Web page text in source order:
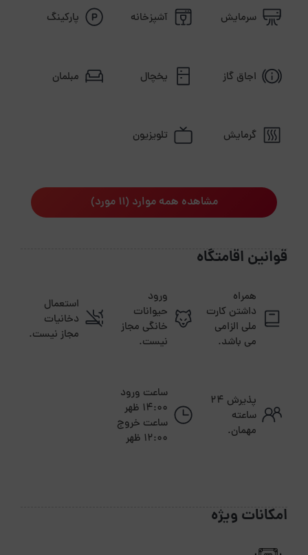
می توانید به راحتی فلکه دوم صادقیه دسترسی داشته
باشید که یکی از تقاطع های مهم مردم جهت تردد است. دو
امکانات شاخص این واحد اقامتی است. درضمن هزینه
پارکینگ دراین اقامتگاه به صورت مجزا(شبی 200000
سرمایش آشپزخانه پارکینگ
اجاق گاز یخچال مبلمان
گرمایش تلویزیون
مشاهده همه موارد (11 مورد)
قوانین اقامتگاه
همراه
داشتن کارت
ملی الزامی
می باشد.
ورود
حیوانات
خانگی مجاز
نیست.
استعمال
دخانیات
مجاز نیست.
پذیرش ۲۴
ساعته
مهمان.
ساعت ورود
14:00 ظهر
ساعت خروج
12:00 ظهر
امکانات ویژه